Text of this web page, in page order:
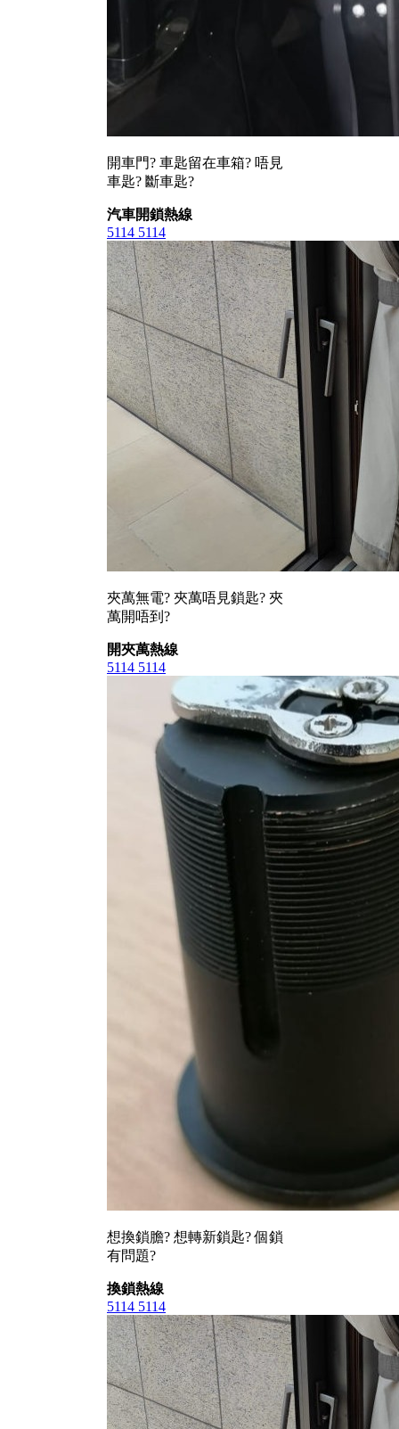
開車門? 車匙留在車箱? 唔見
車匙? 斷車匙?
汽車開鎖熱線
5114 5114
夾萬無電? 夾萬唔見鎖匙? 夾
萬開唔到?
開夾萬熱線
5114 5114
想換鎖膽? 想轉新鎖匙? 個鎖
有問題?
換鎖熱線
5114 5114